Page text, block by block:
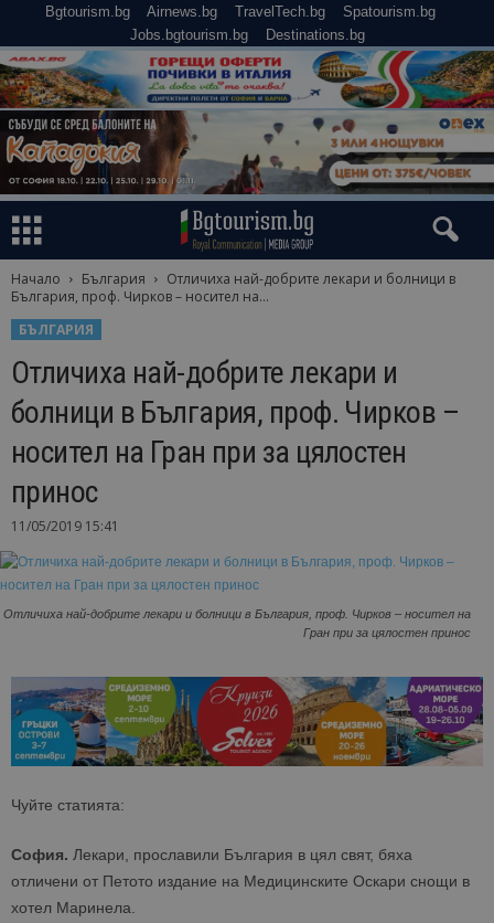
Bgtourism.bg Airnews.bg TravelTech.bg
Spatourism.bg
Jobs.bgtourism.bg
Destinations.bg
Начало България
Отличиха най-добрите лекари и болници в
България, проф. Чирков – носител на...
БЪЛГАРИЯ
Отличиха най-добрите лекари и
болници в България, проф. Чирков –
носител на Гран при за цялостен
принос
11/05/2019 15:41
Отличиха най-добрите лекари и болници в България, проф. Чирков – носител на
Гран при за цялостен принос
Чуйте статията:
София. Лекари, прославили България в цял свят, бяха
отличени от Петото издание на Медицинските Оскари снощи в
хотел Маринела.